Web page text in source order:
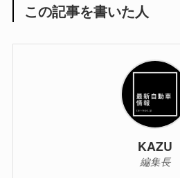
この記事を書いた人
KAZU
編集長